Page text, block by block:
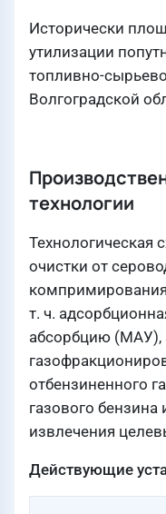
Исторически
утилизации
топливно-
Волгоградской
технологии
Технологическая
очистки от
т. ч.
абсорбцию (МАУ),
отбензиненного
газового бензина
извлечения
Действующие